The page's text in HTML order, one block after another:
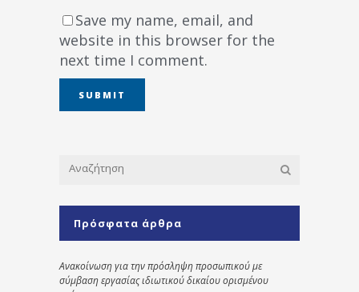
Save my name, email, and
website in this browser for the
next time I comment.
Πρόσφατα άρθρα
Ανακοίνωση για την πρόσληψη προσωπικού με
σύμβαση εργασίας ιδιωτικού δικαίου ορισμένου